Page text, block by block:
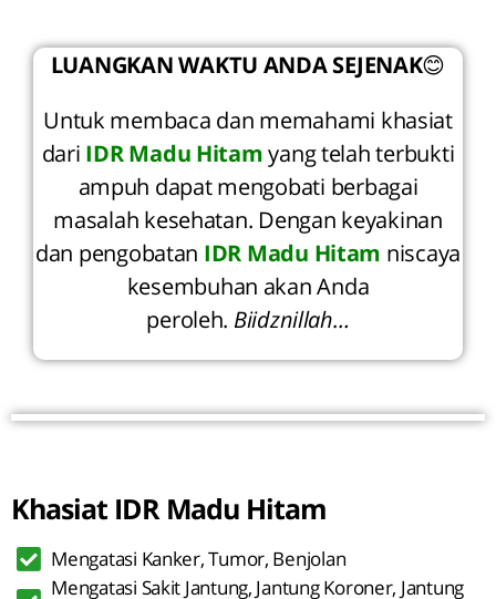
LUANGKAN WAKTU ANDA SEJENAK😊
Untuk membaca dan memahami khasiat
dari IDR Madu Hitamyang telah terbukti
ampuh dapat mengobati berbagai
masalah kesehatan. Dengan keyakinan
dan pengobatan IDR Madu Hitam niscaya
kesembuhan akan Anda
peroleh. Biidznillah…
Khasiat IDR Madu Hitam
Mengatasi Kanker, Tumor, Benjolan
Mengatasi Sakit Jantung, Jantung Koroner, Jantung